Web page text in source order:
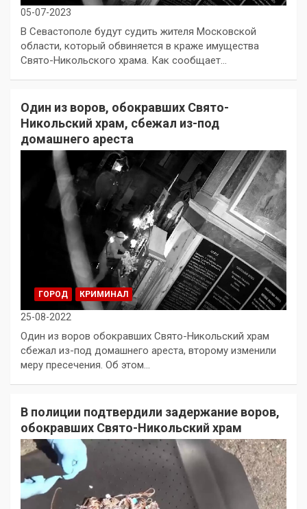
05-07-2023
В Севастополе будут судить жителя Московской
области, который обвиняется в краже имущества
Свято-Никольского храма. Как сообщает…
Один из воров, обокравших Свято-
Никольский храм, сбежал из-под
домашнего ареста
ГОРОД КРИМИНАЛ
25-08-2022
Один из воров обокравших Свято-Никольский храм
сбежал из-под домашнего ареста, второму изменили
меру пресечения. Об этом…
В полиции подтвердили задержание воров,
обокравших Свято-Никольский храм